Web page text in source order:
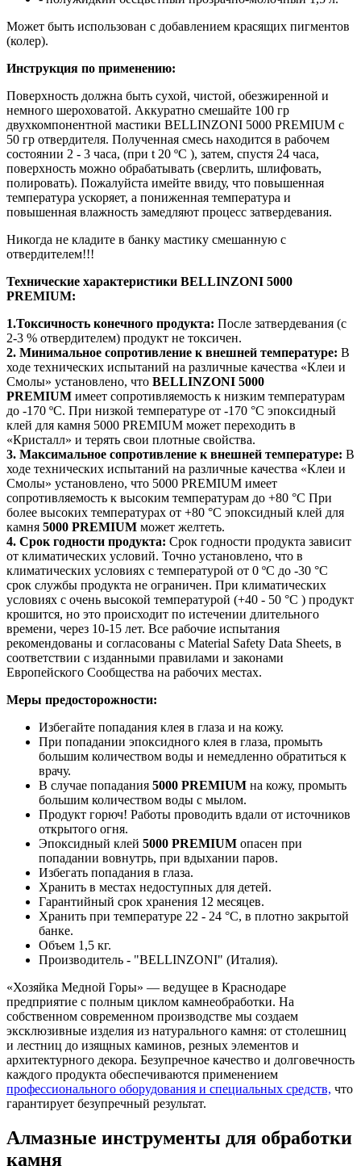
Может быть использован с добавлением красящих пигментов
(колер).
Инструкция по применению:
Поверхность должна быть сухой, чистой, обезжиренной и
немного шероховатой. Аккуратно смешайте 100 гр
двухкомпонентной мастики BELLINZONI 5000 PREMIUM с
50 гр отвердителя. Полученная смесь находится в рабочем
состоянии 2 - 3 часа, (при t 20 ºС ), затем, спустя 24 часа,
поверхность можно обрабатывать (сверлить, шлифовать,
полировать). Пожалуйста имейте ввиду, что повышенная
температура ускоряет, а пониженная температура и
повышенная влажность замедляют процесс затвердевания.
Никогда не кладите в банку мастику смешанную с
отвердителем!!!
Технические характеристики BELLINZONI 5000
PREMIUM:
1.Токсичность конечного продукта: После затвердевания (с
2-3 % отвердителем) продукт не токсичен.
2. Минимальное сопротивление к внешней температуре: В
ходе технических испытаний на различные качества «Клеи и
Смолы» установлено, что BELLINZONI 5000
PREMIUM имеет сопротивляемость к низким температурам
до -170 ºС. При низкой температуре от -170 °C эпоксидный
клей для камня 5000 PREMIUM может переходить в
«Кристалл» и терять свои плотные свойства.
3. Максимальное сопротивление к внешней температуре: В
ходе технических испытаний на различные качества «Клеи и
Смолы» установлено, что 5000 PREMIUM имеет
сопротивляемость к высоким температурам до +80 °С При
более высоких температурах от +80 °С эпоксидный клей для
камня 5000 PREMIUM может желтеть.
4. Срок годности продукта: Срок годности продукта зависит
от климатических условий. Точно установлено, что в
климатических условиях с температурой от 0 ºС до -30 °С
срок службы продукта не ограничен. При климатических
условиях с очень высокой температурой (+40 - 50 °С ) продукт
крошится, но это происходит по истечении длительного
времени, через 10-15 лет. Все рабочие испытания
рекомендованы и согласованы с Material Safety Data Sheets, в
соответствии с изданными правилами и законами
Европейского Сообщества на рабочих местах.
Меры предосторожности:
Избегайте попадания клея в глаза и на кожу.
При попадании эпоксидного клея в глаза, промыть
большим количеством воды и немедленно обратиться к
врачу.
В случае попадания 5000 PREMIUM на кожу, промыть
большим количеством воды с мылом.
Продукт горюч! Работы проводить вдали от источников
открытого огня.
Эпоксидный клей 5000 PREMIUM опасен при
попадании вовнутрь, при вдыхании паров.
Избегать попадания в глаза.
Хранить в местах недоступных для детей.
Гарантийный срок хранения 12 месяцев.
Хранить при температуре 22 - 24 °С, в плотно закрытой
банке.
Объем 1,5 кг.
Производитель - "BELLINZONI" (Италия).
«Хозяйка Медной Горы» — ведущее в Краснодаре
предприятие с полным циклом камнеобработки. На
собственном современном производстве мы создаем
эксклюзивные изделия из натурального камня: от столешниц
и лестниц до изящных каминов, резных элементов и
архитектурного декора. Безупречное качество и долговечность
каждого продукта обеспечиваются применением
профессионального оборудования и специальных средств, что
гарантирует безупречный результат.
Алмазные инструменты для обработки
камня